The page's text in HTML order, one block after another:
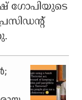
ഗോപിയുടെ